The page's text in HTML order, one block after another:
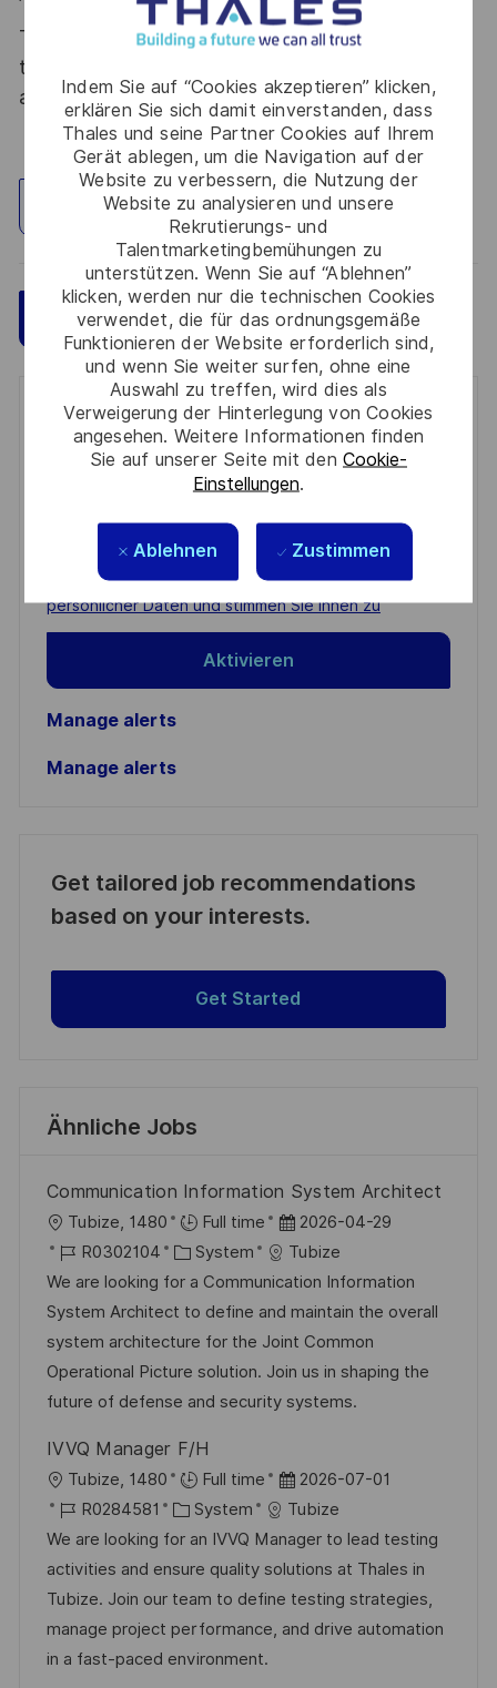
Indem Sie auf “Cookies akzeptieren” klicken,
erklären Sie sich damit einverstanden, dass
Thales und seine Partner Cookies auf Ihrem
Gerät ablegen, um die Navigation auf der
Website zu verbessern, die Nutzung der
Website zu analysieren und unsere
Rekrutierungs- und
Talentmarketingbemühungen zu
unterstützen. Wenn Sie auf “Ablehnen”
klicken, werden nur die technischen Cookies
verwendet, die für das ordnungsgemäße
Funktionieren der Website erforderlich sind,
und wenn Sie weiter surfen, ohne eine
Auswahl zu treffen, wird dies als
Verweigerung der Hinterlegung von Cookies
angesehen. Weitere Informationen finden
Sie auf unserer Seite mit den Cookie-
Einstellungen.
Ablehnen Zustimmen
Thales, entreprise Handi-Engagée, reconnait
tous les talents. La diversité est notre meilleur
atout. Postulez et rejoignez nous !
Standort erkunden
Jetzt bewerben Speichern
Get notified for similar jobs
You'll receive updates once a week
address
(Required)
Required
Prüfen Sie die Bedingungen für die Verarbeitung
persönlicher Daten und stimmen Sie ihnen zu
Aktivieren
Manage alerts
Manage alerts
Get tailored job recommendations
based on your interests.
Get Started
Ähnliche Jobs
Communication Information System Architect
O
r
t
Tubize, 1480 Full time
D
a
t
u
m
d
e
e
r
ö
f
f
e
2026-04-29
J
o
b
-
I
D
R0302104
K
a
t
e
g
o
e
System
Tubize
We are looking for a Communication Information
System Architect to define and maintain the overall
system architecture for the Joint Common
Operational Picture solution. Join us in shaping the
future of defense and security systems.
IVVQ Manager F/H
O
r
t
Tubize, 1480 Full time
D
a
t
u
m
d
2026-07-01
J
o
b
-
I
D
R0284581
K
a
t
e
g
o
System
Tubize
We are looking for an IVVQ Manager to lead testing
activities and ensure quality solutions at Thales in
Tubize. Join our team to define testing strategies,
manage project performance, and drive automation
in a fast-paced environment.